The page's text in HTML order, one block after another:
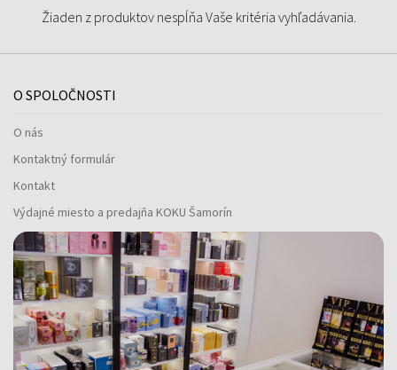
Žiaden z produktov nespĺňa Vaše kritéria vyhľadávania.
O SPOLOČNOSTI
O nás
Kontaktný formulár
Kontakt
Výdajné miesto a predajňa KOKU Šamorín